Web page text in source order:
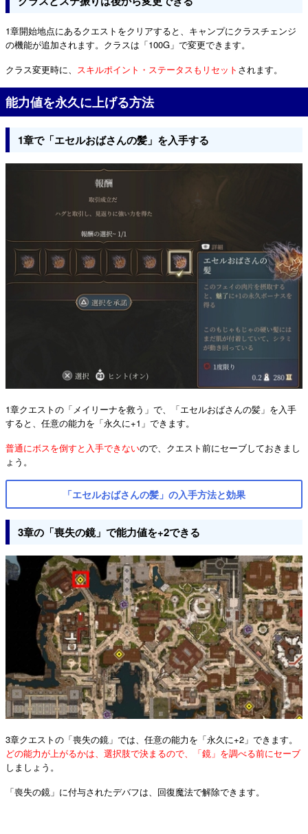
1章開始地点にあるクエストをクリアすると、キャンプにクラスチェンジ
の機能が追加されます。クラスは「100G」で変更できます。
クラス変更時に、 スキルポイント・ステータスもリセット されます。
能力値を永久に上げる方法
1章で「エセルおばさんの髪」を入手する
1章クエストの「メイリーナを救う」で、「エセルおばさんの髪」を入手
すると、任意の能力を「永久に+1」できます。
普通にボスを倒すと入手できないので、クエスト前にセーブしておきまし
ょう。
「エセルおばさんの髪」の入手方法と効果
3章の「喪失の鏡」で能力値を+2できる
3章クエストの「喪失の鏡」では、任意の能力を「永久に+2」できます。
どの能力が上がるかは、選択肢で決まるので、「鏡」を調べる前にセーブ
しましょう。
「喪失の鏡」に付与されたデバフは、回復魔法で解除できます。